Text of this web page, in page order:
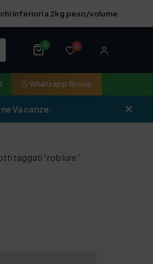
inferiori a 2kg peso/volume
0 0
Whatsapp Group
Vacanze.
taggati “rob lure”